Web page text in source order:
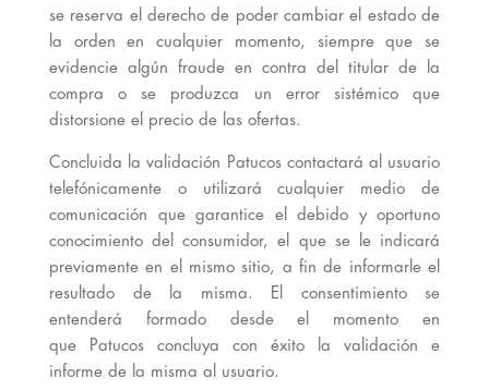
se reserva el derecho de poder cambiar el estado de
la orden en cualquier momento, siempre que se
evidencie algún fraude en contra del titular de la
compra o se produzca un error sistémico que
distorsione el precio de las ofertas.
Concluida la validación Patucos contactará al usuario
telefónicamente o utilizará cualquier medio de
comunicación que garantice el debido y oportuno
conocimiento del consumidor, el que se le indicará
previamente en el mismo sitio, a fin de informarle el
resultado de la misma. El consentimiento se
entenderá formado desde el momento en
que Patucos concluya con éxito la validación e
informe de la misma al usuario.